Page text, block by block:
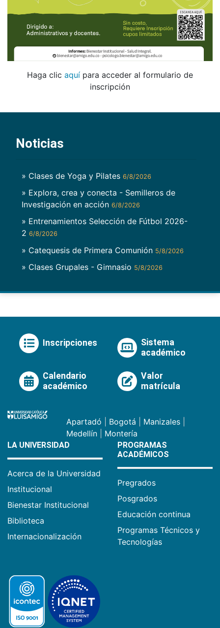
Haga clic aquí para acceder al formulario de
inscripción
Noticias
» Clases de Yoga y Pilates 6/8/2026
» Explora, crea y conecta - Semilleros de
Investigación en acción 6/8/2026
» Entrenamientos Selección de Fútbol 2026-
2 6/8/2026
» Catequesis de Primera Comunión 5/8/2026
» Clases Grupales - Gimnasio 5/8/2026
Inscripciones
Sistema
académico
Calendario
académico
Valor
matrícula
Apartadó Bogotá Manizales
Medellín
Montería
LA UNIVERSIDAD
Acerca de la Universidad
Institucional
Bienestar Institucional
Biblioteca
Internacionalización
PROGRAMAS
ACADÉMICOS
Pregrados
Posgrados
Educación continua
Programas Técnicos y
Tecnologías